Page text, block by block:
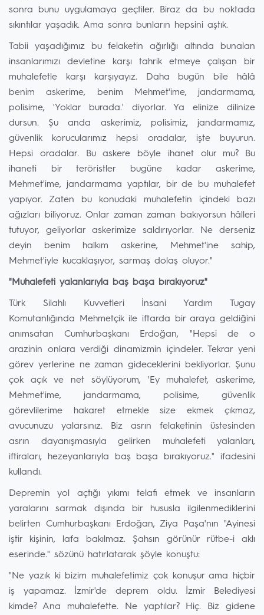
sonra bunu uygulamaya geçtiler. Biraz da bu noktada
sıkıntılar yaşadık. Ama sonra bunların hepsini aştık.
Tabii yaşadığımız bu felaketin ağırlığı altında bunalan
insanlarımızı devletine karşı tahrik etmeye çalışan bir
muhalefetle karşı karşıyayız. Daha bugün bile hâlâ
benim askerime, benim Mehmet'ime, jandarmama,
polisime, 'Yoklar burada.' diyorlar. Ya elinize dilinize
dursun. Şu anda askerimiz, polisimiz, jandarmamız,
güvenlik korucularımız hepsi oradalar, işte buyurun.
Hepsi oradalar. Bu askere böyle ihanet olur mu? Bu
ihaneti bir teröristler bugüne kadar askerime,
Mehmet'ime, jandarmama yaptılar, bir de bu muhalefet
yapıyor. Zaten bu konudaki muhalefetin içindeki bazı
ağızları biliyoruz. Onlar zaman zaman bakıyorsun hâlleri
tutuyor, geliyorlar askerimize saldırıyorlar. Ne derseniz
deyin benim halkım askerine, Mehmet'ine sahip,
Mehmet'iyle kucaklaşıyor, sarmaş dolaş oluyor."
"Muhalefeti yalanlarıyla baş başa bırakıyoruz"
Türk Silahlı Kuvvetleri İnsani Yardım Tugay
Komutanlığında Mehmetçik ile iftarda bir araya geldiğini
anımsatan Cumhurbaşkanı Erdoğan, "Hepsi de o
arazinin onlara verdiği dinamizmin içindeler. Tekrar yeni
görev yerlerine ne zaman gideceklerini bekliyorlar. Şunu
çok açık ve net söylüyorum, 'Ey muhalefet, askerime,
Mehmet'ime, jandarmama, polisime, güvenlik
görevlilerime hakaret etmekle size ekmek çıkmaz,
avucunuzu yalarsınız. Biz asrın felaketinin üstesinden
asrın dayanışmasıyla gelirken muhalefeti yalanları,
iftiraları, hezeyanlarıyla baş başa bırakıyoruz." ifadesini
kullandı.
Depremin yol açtığı yıkımı telafi etmek ve insanların
yaralarını sarmak dışında bir hususla ilgilenmediklerini
belirten Cumhurbaşkanı Erdoğan, Ziya Paşa'nın "Ayinesi
iştir kişinin, lafa bakılmaz. Şahsın görünür rütbe-i aklı
eserinde." sözünü hatırlatarak şöyle konuştu:
"Ne yazık ki bizim muhalefetimiz çok konuşur ama hiçbir
iş yapamaz. İzmir'de deprem oldu. İzmir Belediyesi
kimde? Ana muhalefette. Ne yaptılar? Hiç. Biz gidene